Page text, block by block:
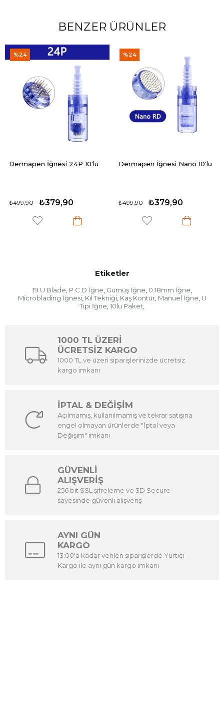
BENZER ÜRÜNLER
24P 10'lu Dermapen İğnesi Nano 10'lu
₺379,90
₺499,90
P.C.D 19 U
₺599,90
Etiketler
19 U Blade P.C.D İğne Gümüş İğne 0.18mm İğne
Microblading İğnesi, Kıl Tekniği, Kaş Kontür, Manuel İğne U
Tipi İğne 10lu Paket
1000 TL ÜZERİ
ÜCRETSİZ KARGO
1000 TL ve üzeri siparişlerinizde ücretsiz
kargo imkanı
İPTAL & DEĞİŞİM
Açılmamış, kullanılmamış ve tekrar satışına
engel olmayan ürünlerde "İptal veya
Değişim" imkanı
GÜVENLİ
ALIŞVERİŞ
256 bit SSL şifreleme ve 3D Secure
sayesinde güvenli alışveriş
AYNI GÜN
KARGO
13:00'a kadar verilen siparişlerde Yurtiçi
Kargo ile aynı gün kargo imkanı